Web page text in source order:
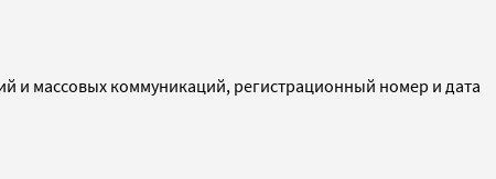
и массовых коммуникаций, регистрационный номер и дата